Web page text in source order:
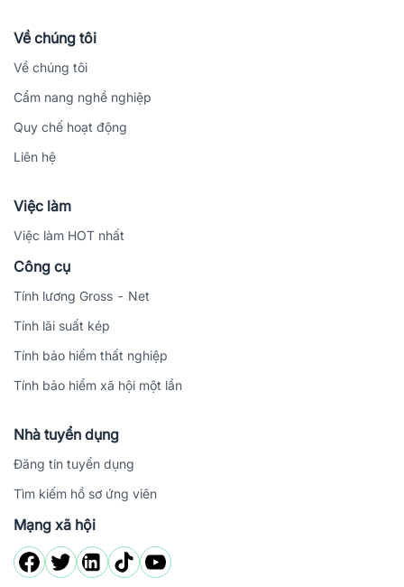
Về chúng tôi
Về chúng tôi
Cẩm nang nghề nghiệp
Quy chế hoạt động
Liên hệ
Việc làm
Việc làm HOT nhất
Công cụ
Tính lương Gross - Net
Tính lãi suất kép
Tính bảo hiểm thất nghiệp
Tính bảo hiểm xã hội một lần
Nhà tuyển dụng
Đăng tin tuyển dụng
Tìm kiếm hồ sơ ứng viên
Mạng xã hội